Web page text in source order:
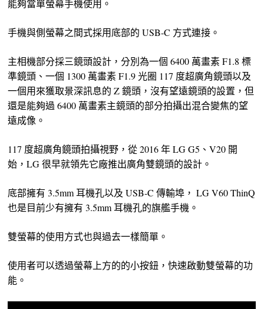
能夠當單螢幕手機使用。
手機與側螢幕之間式採用底部的 USB-C 方式連接。
主相機部分採三鏡頭設計，分別為一個 6400 萬畫素 F1.8 標
準鏡頭、一個 1300 萬畫素 F1.9 光圈 117 度超廣角鏡頭以及
一個用來獲取景深訊息的 Z 鏡頭，沒有望遠鏡頭的設置，但
還是能夠過 6400 萬畫素主鏡頭的部分拍攝出混合變焦的望
遠成像。
117 度超廣角鏡頭拍攝視野，從 2016 年 LG G5、V20 開
始，LG 很早就領先它廠推出廣角雙鏡頭的設計。
底部擁有 3.5mm 耳機孔以及 USB-C 傳輸埠， LG V60 ThinQ
也是目前少有擁有 3.5mm 耳機孔的旗艦手機。
雙螢幕的使用方式也與過去一樣簡單。
使用者可以透過螢幕上方的的小按鈕，快速啟動雙螢幕的功
能。